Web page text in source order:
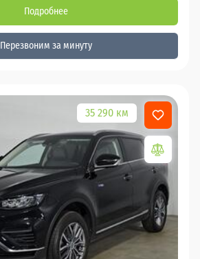
Подробнее
Перезвоним за минуту
35 290 км